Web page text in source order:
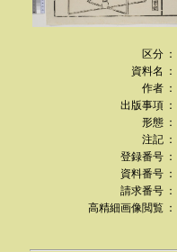
区分 ：
資料名
：
作者 ：
出版事項 ：
形態 ：
注記 ：
登録番号 ：
資料番号 ：
請求番号 ：
高精細画像閲覧 ：